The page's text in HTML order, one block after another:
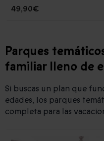
49,90€
Parques
familiar lleno de
Si buscas un plan que
edades, los parques
completa para las